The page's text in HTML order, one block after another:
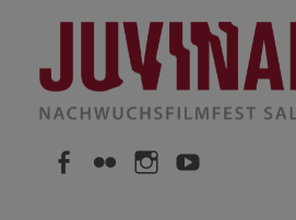
Inhalt